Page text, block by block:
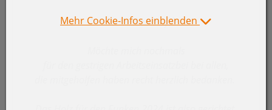
"Hallo Funkenzünftler
Mehr Cookie-Infos einblenden